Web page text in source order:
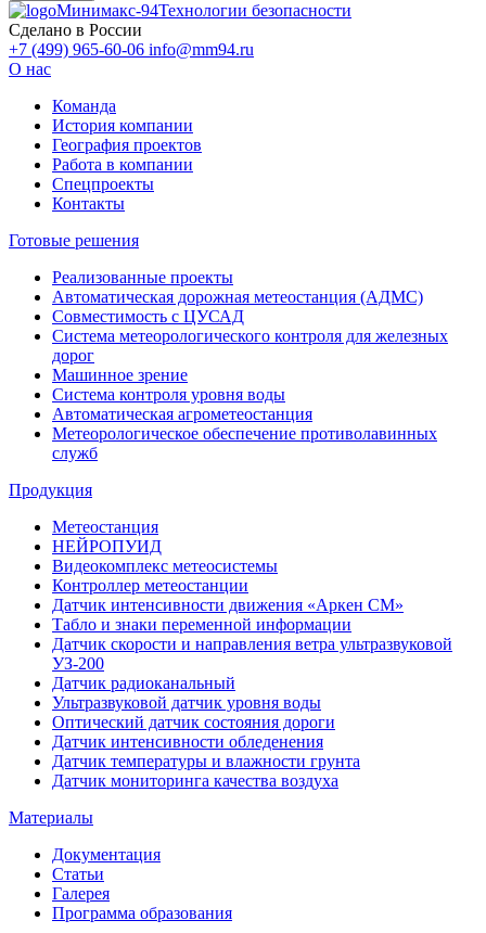
Минимакс-94Технологии безопасности
Сделано в России
+7 (499) 965-60-06 info@mm94.ru
О нас
Команда
История компании
География проектов
Работа в компании
Спецпроекты
Контакты
Готовые решения
Реализованные проекты
Автоматическая дорожная метеостанция (АДМС)
Совместимость с ЦУСАД
Система метеорологического контроля для железных
дорог
Машинное зрение
Система контроля уровня воды
Автоматическая агрометеостанция
Метеорологическое обеспечение противолавинных
служб
Продукция
Метеостанция
НЕЙРОПУИД
Видеокомплекс метеосистемы
Контроллер метеостанции
Датчик интенсивности движения «Аркен СМ»
Табло и знаки переменной информации
Датчик скорости и направления ветра ультразвуковой
УЗ-200
Датчик радиоканальный
Ультразвуковой датчик уровня воды
Оптический датчик состояния дороги
Датчик интенсивности обледенения
Датчик температуры и влажности грунта
Датчик мониторинга качества воздуха
Материалы
Документация
Статьи
Галерея
Программа образования